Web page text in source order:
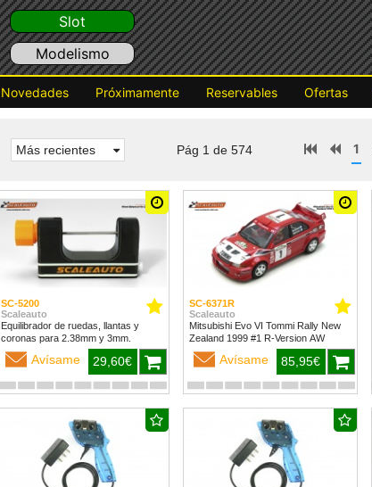
Slot
Modelismo
Novedades Próximamente Reservables Ofertas
Más recientes Pág 1 de 574 1
SC-5200
Scaleauto
Equilibrador de ruedas, llantas y
coronas para 2.38mm y 3mm.
Avísame 29,60€
SC-6371R
Scaleauto
Mitsubishi Evo VI Tommi Rally New
Zealand 1999 #1 R-Version AW
Avísame 85,95€